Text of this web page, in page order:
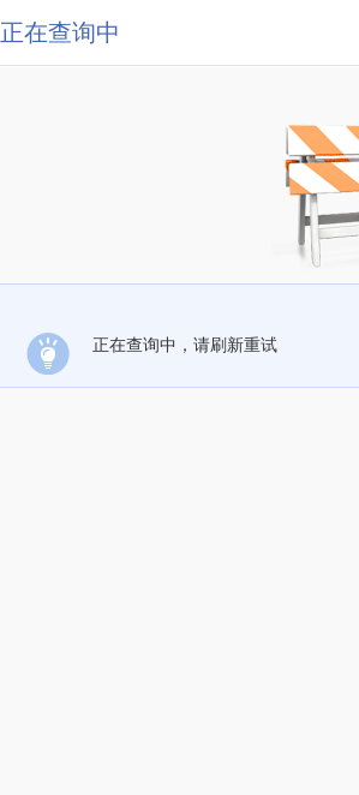
正在查询中
正在查询中，请刷新重试